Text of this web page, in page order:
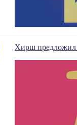
Хирш предложил